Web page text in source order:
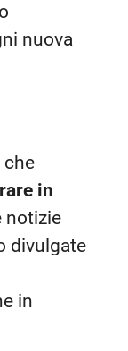
nuova
che
in
notizie
divulgate
in